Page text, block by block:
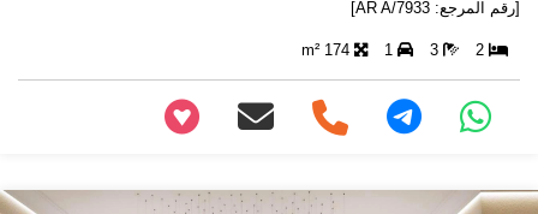
[رقم المرجع: AR A/7933]
2
3
1
174 m²